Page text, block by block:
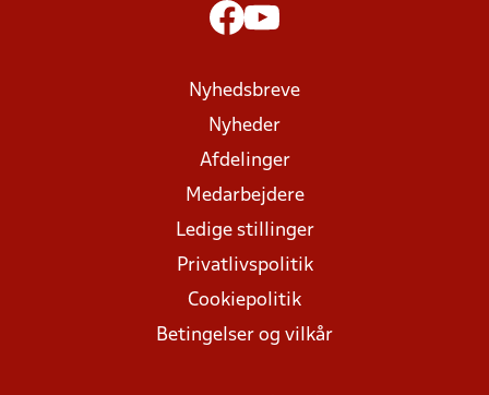
Nyhedsbreve
Nyheder
Afdelinger
Medarbejdere
Ledige stillinger
Privatlivspolitik
Cookiepolitik
Betingelser og vilkår